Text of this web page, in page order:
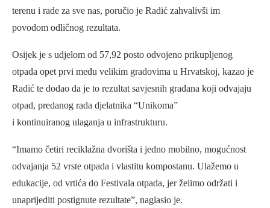
terenu i rade za sve nas, poručio je Radić zahvalivši im
povodom odličnog rezultata.
Osijek je s udjelom od 57,92 posto odvojeno prikupljenog
otpada opet prvi među velikim gradovima u Hrvatskoj, kazao je
Radić te dodao da je to rezultat savjesnih građana koji odvajaju
otpad, predanog rada djelatnika “Unikoma”
i kontinuiranog ulaganja u infrastrukturu.
“Imamo četiri reciklažna dvorišta i jedno mobilno, mogućnost
odvajanja 52 vrste otpada i vlastitu kompostanu. Ulažemo u
edukacije, od vrtića do Festivala otpada, jer želimo održati i
unaprijediti postignute rezultate”, naglasio je.